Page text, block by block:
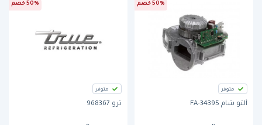
50% خصم
متوفر
ألتو شام FA-34395
50% خصم
متوفر
ترو 968367